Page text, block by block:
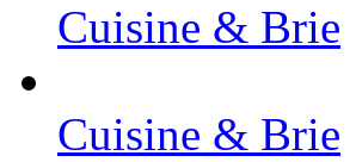
Cuisine & Brie
Cuisine & Brie